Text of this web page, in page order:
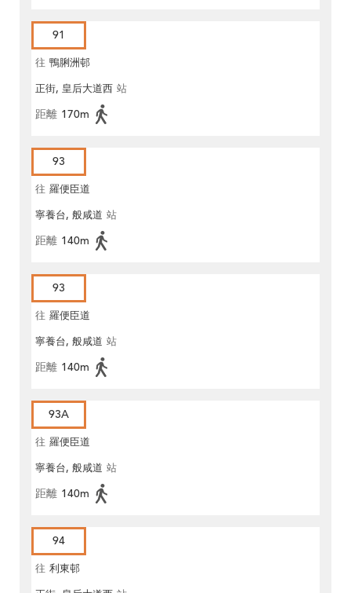
91
往 鴨脷洲邨
正街, 皇后大道西 站
距離 170m
93
往 羅便臣道
寧養台, 般咸道 站
距離 140m
93
往 羅便臣道
寧養台, 般咸道 站
距離 140m
93A
往 羅便臣道
寧養台, 般咸道 站
距離 140m
94
往 利東邨